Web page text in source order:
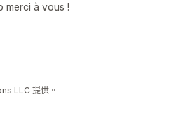
merci à vous !
LLC 提供。